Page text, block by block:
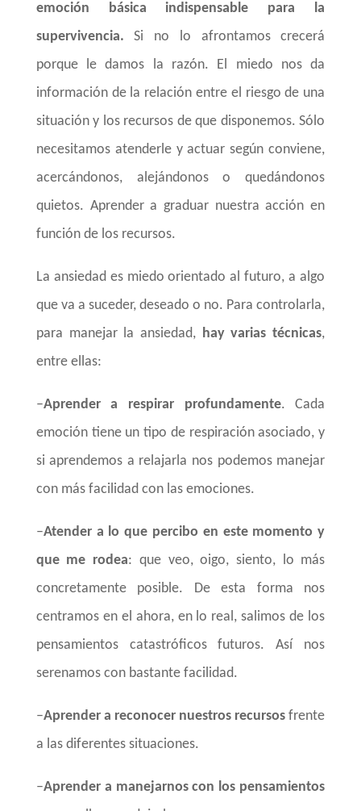
emoción básica indispensable para la
supervivencia. Si no lo afrontamos crecerá
porque le damos la razón. El miedo nos da
información de la relación entre el riesgo de una
situación y los recursos de que disponemos. Sólo
necesitamos atenderle y actuar según conviene,
acercándonos, alejándonos o quedándonos
quietos. Aprender a graduar nuestra acción en
función de los recursos.
La ansiedad es miedo orientado al futuro, a algo
que va a suceder, deseado o no. Para controlarla,
para manejar la ansiedad, hay varias técnicas,
entre ellas:
–Aprender a respirar profundamente. Cada
emoción tiene un tipo de respiración asociado, y
si aprendemos a relajarla nos podemos manejar
con más facilidad con las emociones.
–Atender a lo que percibo en este momento y
que me rodea: que veo, oigo, siento, lo más
concretamente posible. De esta forma nos
centramos en el ahora, en lo real, salimos de los
pensamientos catastróficos futuros. Así nos
serenamos con bastante facilidad.
–Aprender a reconocer nuestros recursos frente
a las diferentes situaciones.
–Aprender a manejarnos con los pensamientos